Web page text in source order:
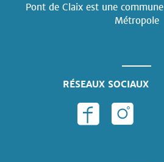
Pont de Claix est une commune
Métropole
RÉSEAUX SOCIAUX